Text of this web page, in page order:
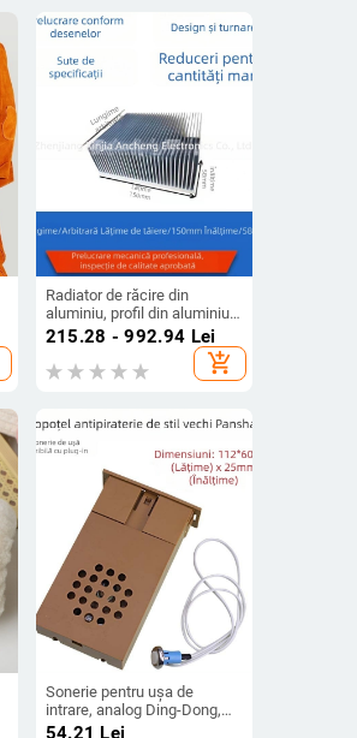
Radiator de răcire din
aluminiu, profil din aluminiu
6063, aripioare cu densitate
215.28 - 992.94 Lei
add_shopping_cart
Sonerie pentru ușa de
intrare, analog Ding-Dong,
alimentare cu 3 baterii AA
54.21 Lei